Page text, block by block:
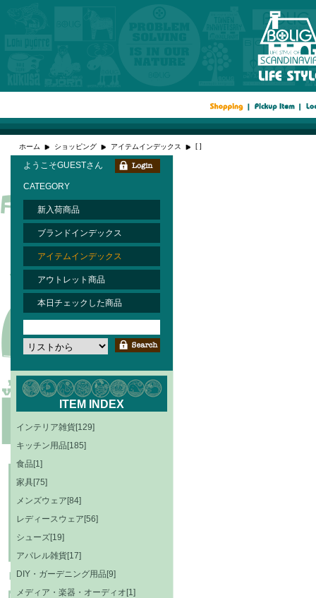
ホーム ショッピング アイテムインデックス [ ]
ようこそGUESTさん
CATEGORY
新入荷商品
ブランドインデックス
アイテムインデックス
アウトレット商品
本日チェックした商品
ITEM INDEX
インテリア雑貨[129]
キッチン用品[185]
食品[1]
家具[75]
メンズウェア[84]
レディースウェア[56]
シューズ[19]
アパレル雑貨[17]
DIY・ガーデニング用品[9]
メディア・楽器・オーディオ[1]